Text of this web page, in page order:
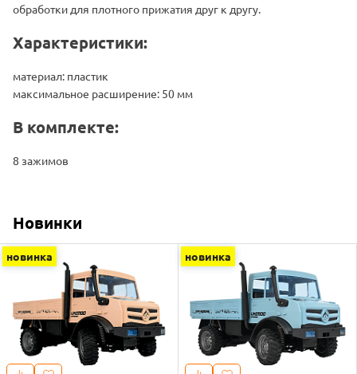
обработки для плотного прижатия друг к другу.
Характеристики:
материал: пластик
максимальное расширение: 50 мм
В комплекте:
8 зажимов
Новинки
новинка новинка